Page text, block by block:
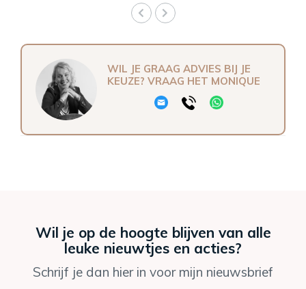
WIL JE GRAAG ADVIES BIJ JE
KEUZE? VRAAG HET MONIQUE
Wil je op de hoogte blijven van alle
leuke nieuwtjes en acties?
Schrijf je dan hier in voor mijn nieuwsbrief